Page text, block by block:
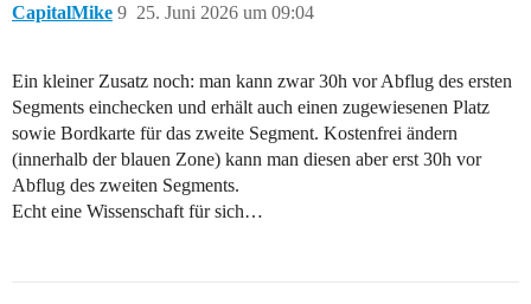
CapitalMike 25. Juni 2026 um 09:04
9
Ein kleiner Zusatz noch: man kann zwar 30h vor Abflug des ersten
Segments einchecken und erhält auch einen zugewiesenen Platz
sowie Bordkarte für das zweite Segment. Kostenfrei ändern
(innerhalb der blauen Zone) kann man diesen aber erst 30h vor
Abflug des zweiten Segments.
Echt eine Wissenschaft für sich…